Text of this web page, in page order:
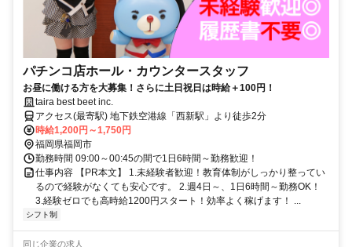
パチンコ店ホール・カウンタースタッフ
お昼に働ける方を大募集！さらに土日祝日は時給＋100円！
taira best beet inc.
アクセス(最寄駅) 地下鉄空港線「西新駅」より徒歩2分
時給1,200円～1,750円
福岡県福岡市
勤務時間 09:00～00:45の間で1日6時間～勤務歓迎！
仕事内容 【PR本文】 1.未経験者歓迎！教育体制がしっかり整ってい
るので経験がなくても安心です。 2.週4日～、1日6時間～勤務OK！
3.経験ゼロでも高時給1200円スタート！効率よく稼げます！ ...
シフト制
同じ企業の求人